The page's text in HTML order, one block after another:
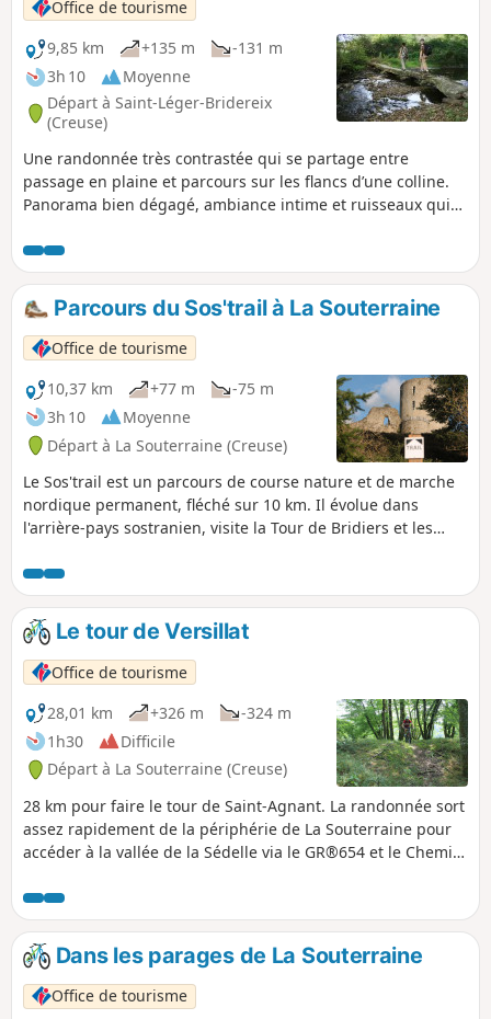
disséminés dans la nature jusqu'à
l'imposante silhouette du château, cette
escapade vous transportera à travers le
temps, à travers les âges.
Office de tourisme
9,85 km
+135 m
-131 m
3h 10
Moyenne
Départ à Saint-Léger-Bridereix
(Creuse)
Une randonnée très contrastée qui se partage entre
passage en plaine et parcours sur les flancs d’une colline.
Panorama bien dégagé, ambiance intime et ruisseaux qui
Parcours du Sos'trail à La Souterraine
Office de tourisme
10,37 km
+77 m
-75 m
3h 10
Moyenne
Départ à La Souterraine (Creuse)
Le Sos'trail est un parcours de course nature et de marche
nordique permanent, fléché sur 10 km. Il évolue dans
l'arrière-pays sostranien, visite la Tour de Bridiers et les
aussi à la randonnée pédestre classique et au VTT.
Le tour de Versillat
Office de tourisme
28,01 km
+326 m
-324 m
1h30
Difficile
Départ à La Souterraine (Creuse)
28 km pour faire le tour de Saint-Agnant. La randonnée sort
assez rapidement de la périphérie de La Souterraine pour
accéder à la vallée de la Sédelle via le GR®654 et le Chemin
reprises. À noter un beau chemin à profil descendant
(attention justement aux pèlerins de Compostelle à
contresens !) vers le km 7 ; un agréable, quoique technique,
passage dans un ruisseau au niveau du km 21. Et une belle
côte à gravir au km 22.
Dans les parages de La Souterraine
Office de tourisme